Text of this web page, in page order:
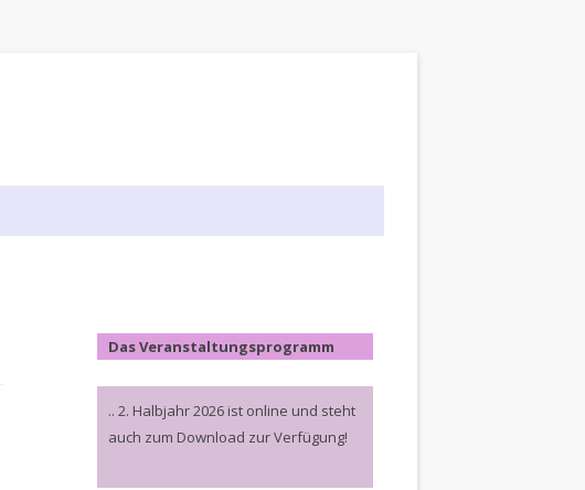
Das Veranstaltungsprogramm
.. 2. Halbjahr 2026 ist online und steht
auch zum Download zur Verfügung!